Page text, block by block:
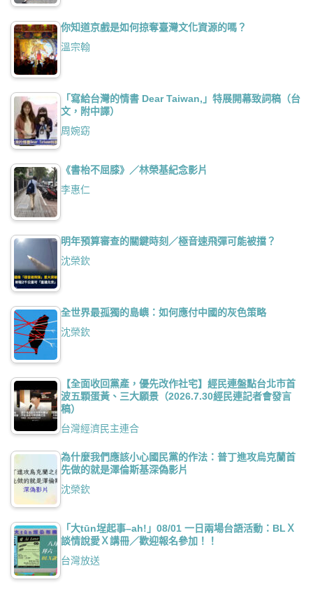
你知道京戲是如何掠奪臺灣文化資源的嗎？
溫宗翰
「寫給台灣的情書 Dear Taiwan,」特展開幕致詞稿（台
文，附中譯）
周婉窈
《書枱不屈膝》／林榮基紀念影片
李惠仁
明年預算審查的關鍵時刻／極音速飛彈可能被擋？
沈榮欽
全世界最孤獨的島嶼：如何應付中國的灰色策略
沈榮欽
【全面收回黨產，優先改作社宅】經民連盤點台北市首
波五顆蛋黃、三大願景（2026.7.30經民連記者會發言
稿）
台灣經濟民主連合
為什麼我們應該小心國民黨的作法：普丁進攻烏克蘭首
先做的就是澤倫斯基深偽影片
沈榮欽
「大tūn埕起事–ah!」08/01 一日兩場台語活動：BLＸ
談情說愛Ｘ講冊／歡迎報名參加！！
台灣放送